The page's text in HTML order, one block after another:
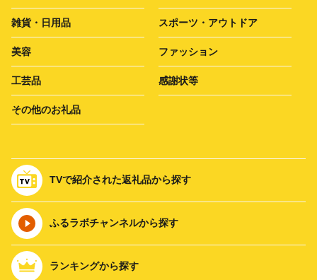
雑貨・日用品 スポーツ・アウトドア
美容 ファッション
工芸品 感謝状等
その他のお礼品
TVで紹介された返礼品から探す
ふるラボチャンネルから探す
ランキングから探す